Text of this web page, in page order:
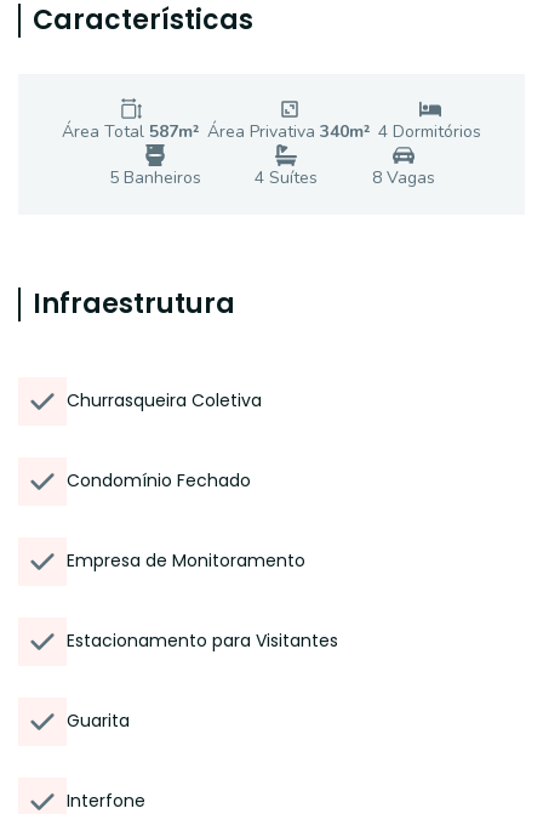
Características
Área Total 587m² Área Privativa 340m² 4 Dormitórios
5Banheiros 4 Suítes 8Vagas
Infraestrutura
Churrasqueira Coletiva
Condomínio Fechado
Empresa de Monitoramento
Estacionamento para Visitantes
Guarita
Interfone